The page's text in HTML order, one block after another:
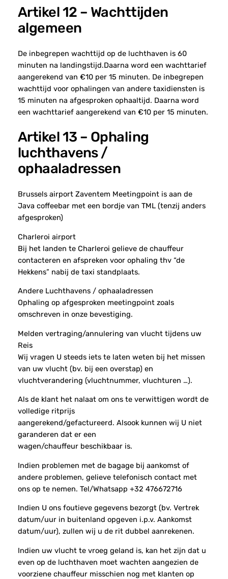
Artikel 12 – Wachttijden
algemeen
De inbegrepen wachttijd op de luchthaven is 60
minuten na landingstijd.Daarna word een wachttarief
aangerekend van €10 per 15 minuten. De inbegrepen
wachttijd voor ophalingen van andere taxidiensten is
15 minuten na afgesproken ophaaltijd. Daarna word
een wachttarief aangerekend van €10 per 15 minuten.
Artikel 13 – Ophaling
luchthavens /
ophaaladressen
Brussels airport Zaventem Meetingpoint is aan de
Java coffeebar met een bordje van TML (tenzij anders
afgesproken)
Charleroi airport
Bij het landen te Charleroi gelieve de chauffeur
contacteren en afspreken voor ophaling thv “de
Hekkens” nabij de taxi standplaats.
Andere Luchthavens / ophaaladressen
Ophaling op afgesproken meetingpoint zoals
omschreven in onze bevestiging.
Melden vertraging/annulering van vlucht tijdens uw
Reis
Wij vragen U steeds iets te laten weten bij het missen
van uw vlucht (bv. bij een overstap) en
vluchtverandering (vluchtnummer, vluchturen …).
Als de klant het nalaat om ons te verwittigen wordt de
volledige ritprijs
aangerekend/gefactureerd. Alsook kunnen wij U niet
garanderen dat er een
wagen/chauffeur beschikbaar is.
Indien problemen met de bagage bij aankomst of
andere problemen, gelieve telefonisch contact met
ons op te nemen. Tel/Whatsapp +32 476672716
Indien U ons foutieve gegevens bezorgt (bv. Vertrek
datum/uur in buitenland opgeven i.p.v. Aankomst
datum/uur), zullen wij u de rit dubbel aanrekenen.
Indien uw vlucht te vroeg geland is, kan het zijn dat u
even op de luchthaven moet wachten aangezien de
voorziene chauffeur misschien nog met klanten op